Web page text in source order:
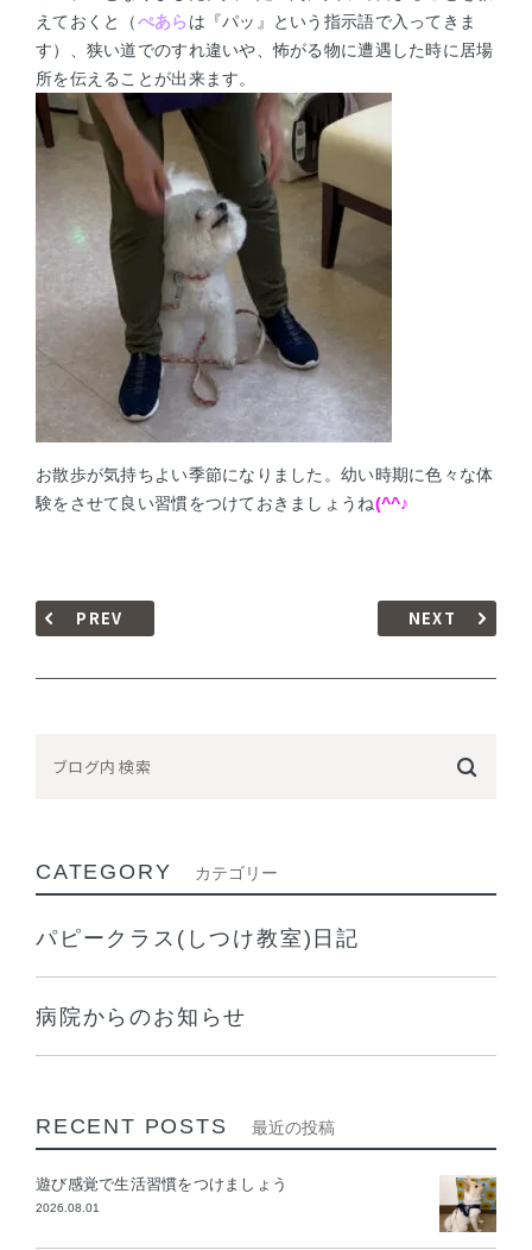
えておくと（ぺあらは『パッ』という指示語で入ってきま
す）、狭い道でのすれ違いや、怖がる物に遭遇した時に居場
所を伝えることが出来ます。
お散歩が気持ちよい季節になりました。幼い時期に色々な体
験をさせて良い習慣をつけておきましょうね(^^♪
PREV NEXT
CATEGORY カテゴリー
パピークラス(しつけ教室)日記
病院からのお知らせ
RECENT POSTS 最近の投稿
遊び感覚で生活習慣をつけましょう
2026.08.01